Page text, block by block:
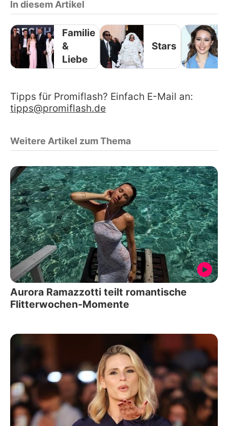
In diesem Artikel
Familie
&
Liebe
Stars
Tipps für Promiflash? Einfach E-Mail an:
tipps@promiflash.de
Weitere Artikel zum Thema
Aurora Ramazzotti teilt romantische
Flitterwochen-Momente